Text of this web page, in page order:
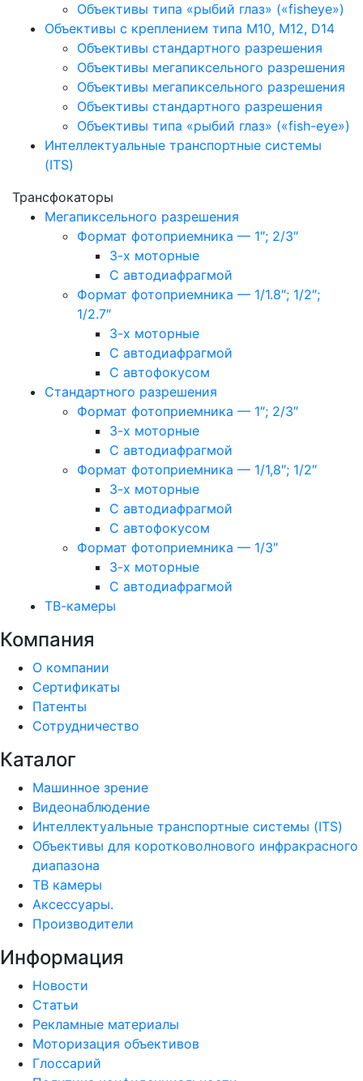
Объективы типа «рыбий глаз» («fisheye»)
Объективы с креплением типа M10, M12, D14
Объективы стандартного разрешения
Объективы мегапиксельного разрешения
Объективы мегапиксельного разрешения
Объективы стандартного разрешения
Объективы типа «рыбий глаз» («fish-eye»)
Интеллектуальные транспортные системы
(ITS)
Трансфокаторы
Мегапиксельного разрешения
Формат фотоприемника — 1″; 2/3″
3-х моторные
С автодиафрагмой
Формат фотоприемника — 1/1.8″; 1/2″;
1/2.7″
3-х моторные
С автодиафрагмой
С автофокусом
Стандартного разрешения
Формат фотоприемника — 1″; 2/3″
3-х моторные
С автодиафрагмой
Формат фотоприемника — 1/1,8″; 1/2″
3-х моторные
С автодиафрагмой
С автофокусом
Формат фотоприемника — 1/3″
3-х моторные
С автодиафрагмой
ТВ-камеры
Компания
О компании
Сертификаты
Патенты
Сотрудничество
Каталог
Машинное зрение
Видеонаблюдение
Интеллектуальные транспортные системы (ITS)
Объективы для коротковолнового инфракрасного
диапазона
ТВ камеры
Аксессуары.
Производители
Информация
Новости
Статьи
Рекламные материалы
Моторизация объективов
Глоссарий